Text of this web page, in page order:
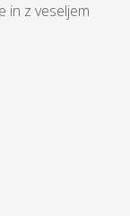
in z veseljem